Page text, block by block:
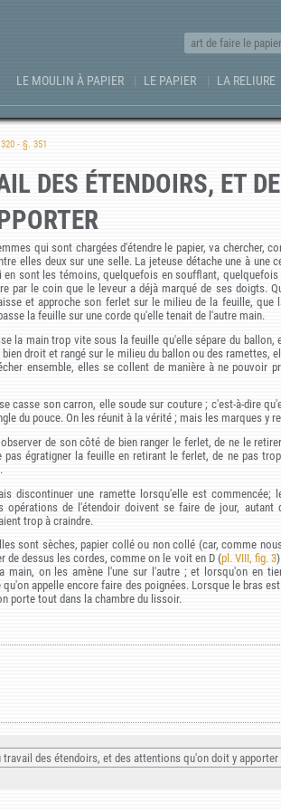
LE MOULIN À PAPIER LE PAPIER LA RELIURE
- §. 351
DES ÉTENDOIRS, ET
qui sont chargées d'étendre le papier, va chercher,
elles deux sur une selle. La jeteuse détache une à une
en sont les témoins, quelquefois en soufflant,
par le coin que le leveur a déjà marqué de ses doigts.
et approche son ferlet sur le milieu de la feuille,
la feuille sur une corde qu'elle tenait de l'autre main.
la main trop vite sous la feuille qu'elle sépare du
droit et rangé sur le milieu du ballon ou des ramettes,
ensemble, elles se collent de manière à ne pouvoir
casse son carron, elle soude sur couture ; c'est-à-dire
du pouce. On les réunit à la vérité ; mais les marques y
de son côté de bien ranger le ferlet, de ne le
pas égratigner la feuille en retirant le ferlet, de ne pas
discontinuer une ramette lorsqu'elle est commencée;
opérations de l'étendoir doivent se faire de jour,
trop à craindre.
sont sèches, papier collé ou non collé (car, comme
de dessus les cordes, comme on le voit en D (pl. VIII, fig. 3
main, on les amène l'une sur l'autre ; et lorsqu'on en
appelle encore faire des poignées. Lorsque le bras
porte tout dans la chambre du lissoir.